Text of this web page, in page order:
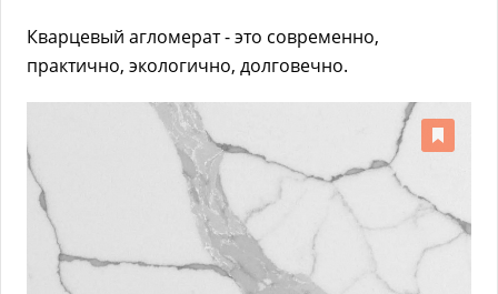
Кварцевый агломерат - это современно,
практично, экологично, долговечно.